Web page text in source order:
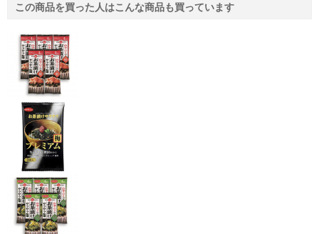
この商品を買った人はこんな商品も買っています